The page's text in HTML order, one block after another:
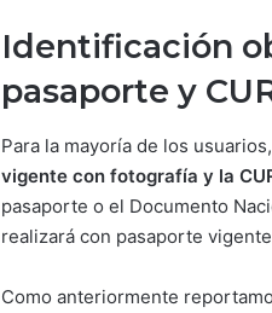
Identificación
pasaporte y
Para la mayoría de los usuarios,
vigente con fotografía y la
pasaporte o el Documento
realizará con pasaporte
Como anteriormente